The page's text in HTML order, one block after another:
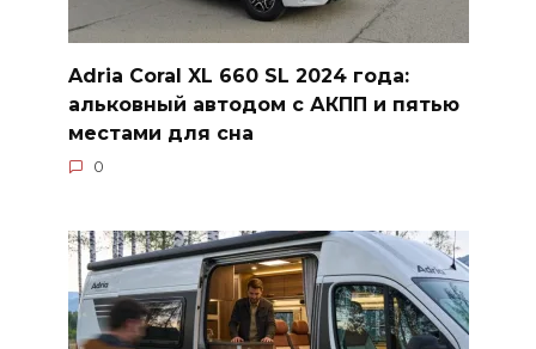
Adria Coral XL 660 SL 2024 года:
альковный автодом с АКПП и пятью
местами для сна
0